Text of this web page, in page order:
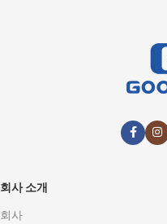
회사 소개
회사